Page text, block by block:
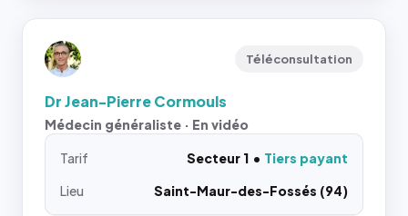
Téléconsultation
Dr Jean-Pierre Cormouls
Médecin généraliste · En vidéo
Tarif Secteur 1
Tiers payant
Lieu
Saint-Maur-des-Fossés (94)